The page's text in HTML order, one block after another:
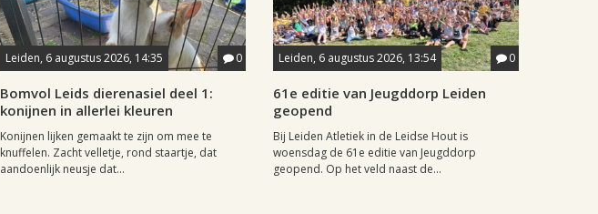
Leiden, 6 augustus 2026, 14:35 0
Bomvol Leids dierenasiel deel 1:
konijnen in allerlei kleuren
Konijnen lijken gemaakt te zijn om mee te
knuffelen. Zacht velletje, rond staartje, dat
aandoenlijk neusje dat...
Leiden, 6 augustus 2026, 13:54 0
61e editie van Jeugddorp Leiden
geopend
Bij Leiden Atletiek in de Leidse Hout is
woensdag de 61e editie van Jeugddorp
geopend. Op het veld naast de...